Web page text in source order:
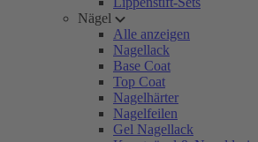
Nägel
Alle anzeigen
Nagellack
Base Coat
Top Coat
Nagelhärter
Nagelfeilen
Gel Nagellack